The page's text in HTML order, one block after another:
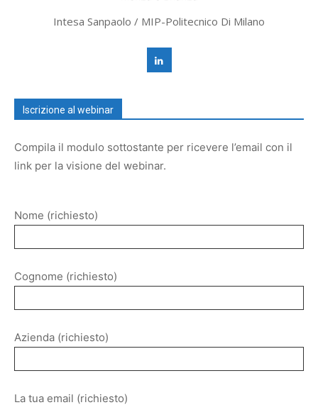
Intesa Sanpaolo / MIP-Politecnico Di Milano
Iscrizione al webinar
Compila il modulo sottostante per ricevere l’email con il
link per la visione del webinar.
Nome (richiesto)
Cognome (richiesto)
Azienda (richiesto)
La tua email (richiesto)